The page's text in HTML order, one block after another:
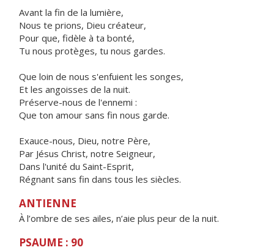
Avant la fin de la lumière,
Nous te prions, Dieu créateur,
Pour que, fidèle à ta bonté,
Tu nous protèges, tu nous gardes.
Que loin de nous s'enfuient les songes,
Et les angoisses de la nuit.
Préserve-nous de l'ennemi :
Que ton amour sans fin nous garde.
Exauce-nous, Dieu, notre Père,
Par Jésus Christ, notre Seigneur,
Dans l'unité du Saint-Esprit,
Régnant sans fin dans tous les siècles.
ANTIENNE
À l’ombre de ses ailes, n’aie plus peur de la nuit.
PSAUME : 90